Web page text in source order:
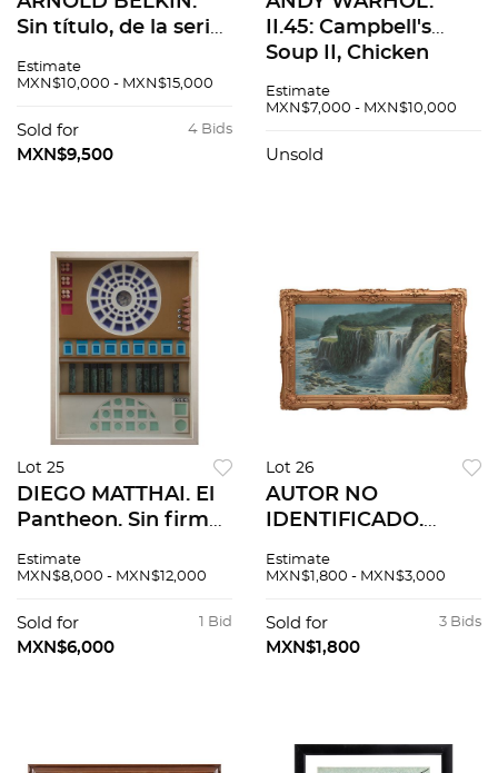
Sin título, de la serie
Cantares. Firmada y
sobre papel. 38.5 x
52.75 cm
Estimate
MXN$10,000 - MXN$15,000
4 Bids
Sold for
MXN$9,500
II.45: Campbell's
Soup II, Chicken
sello. Serigrafía sin
88.9 x 58.4 cm
Estimate
MXN$7,000 - MXN$10,000
Unsold
Lot 25
DIEGO MATTHAI. El
Pantheon. Sin firma.
madera laqueada.
Estimate
MXN$8,000 - MXN$12,000
1 Bid
Sold for
MXN$6,000
Lot 26
AUTOR NO
IDENTIFICADO.
Fernández. Óleo
cm
Estimate
MXN$1,800 - MXN$3,000
3 Bids
Sold for
MXN$1,800